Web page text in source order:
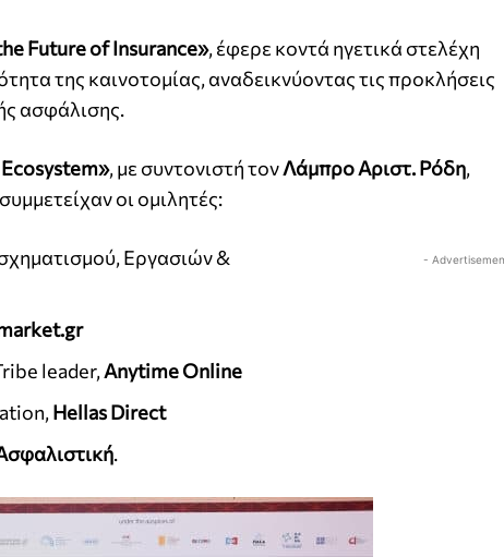
Future of Insurance», έφερε κοντά ηγετικά στελέχη
της καινοτομίας, αναδεικνύοντας τις προκλήσεις
ασφάλισης.
, με συντονιστή τονΛάμπρο Αριστ. Ρόδη,
οι ομιλητές:
-
Εργασιών &
leader,Anytime Online
Hellas Direct
.